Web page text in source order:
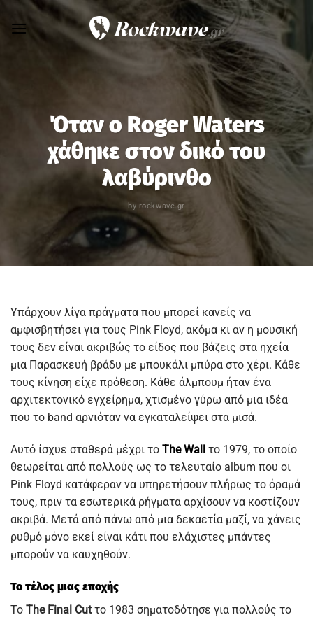
Όταν ο Roger Waters
χάθηκε στον δικό του
λαβύρινθο
by rockwave.gr
Υπάρχουν λίγα πράγματα που μπορεί κανείς να
αμφισβητήσει για τους Pink Floyd, ακόμα κι αν η μουσική
τους δεν είναι ακριβώς το είδος που βάζεις στα ηχεία
μια Παρασκευή βράδυ με μπουκάλι μπύρα στο χέρι. Κάθε
τους κίνηση είχε πρόθεση. Κάθε άλμπουμ ήταν ένα
αρχιτεκτονικό εγχείρημα, χτισμένο γύρω από μια ιδέα
που το band αρνιόταν να εγκαταλείψει στα μισά.
Αυτό ίσχυε σταθερά μέχρι το The Wall το 1979, το οποίο
θεωρείται από πολλούς ως το τελευταίο album που οι
Pink Floyd κατάφεραν να υπηρετήσουν πλήρως το όραμά
τους, πριν τα εσωτερικά ρήγματα αρχίσουν να κοστίζουν
ακριβά. Μετά από πάνω από μια δεκαετία μαζί, να χάνεις
ρυθμό μόνο εκεί είναι κάτι που ελάχιστες μπάντες
μπορούν να καυχηθούν.
Το τέλος μιας εποχής
Το The Final Cutτο 1983 σηματοδότησε για πολλούς το